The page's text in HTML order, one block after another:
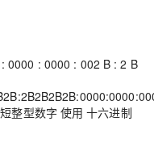
0000 : 0000 : 002 B : 2 B
整型数字 使用 十六进制